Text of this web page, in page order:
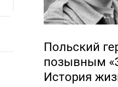
Польский
позывным
История